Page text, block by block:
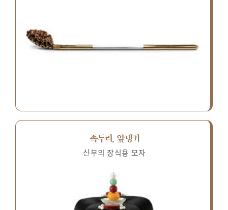
족두리, 앞댕기
신부의 장식용 모자